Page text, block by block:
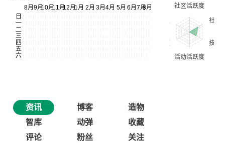
资讯 博客
造物
智库
动弹
收藏
评论
粉丝 关注